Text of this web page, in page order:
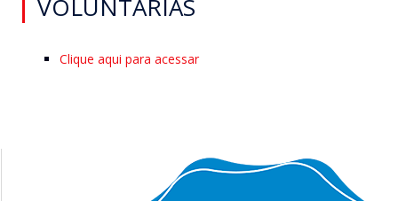
VOLUNTÁRIAS
Clique aqui para acessar